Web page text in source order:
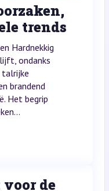
trends
Hardnekkig
ondanks
talrijke
brandend
Het begrip
de